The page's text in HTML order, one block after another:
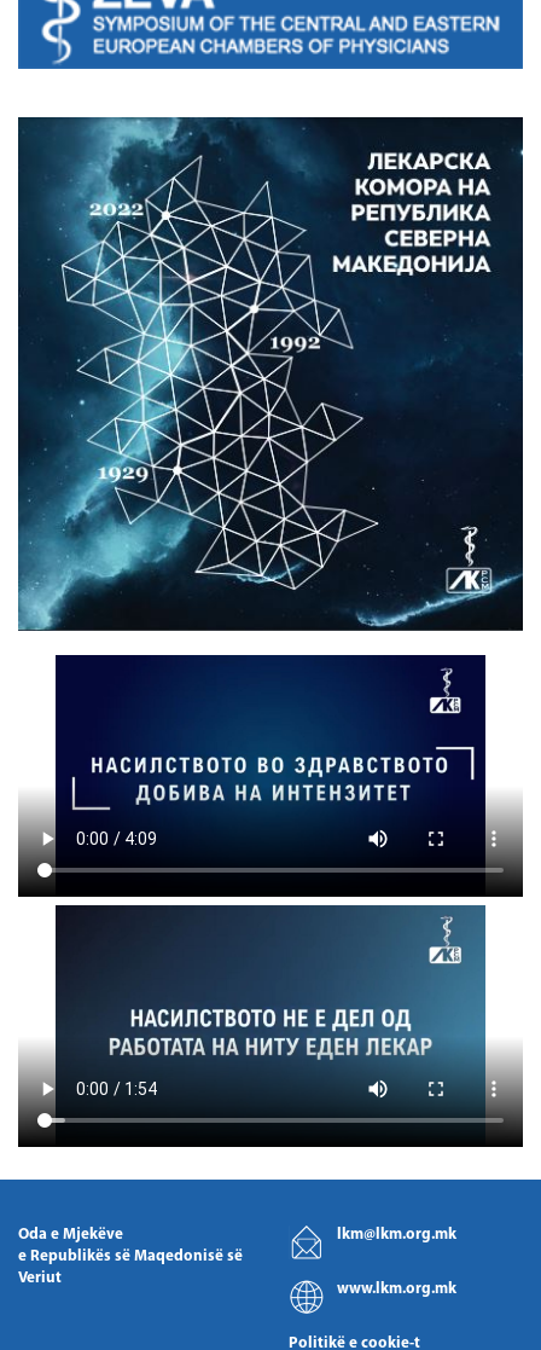
Oda e Mjekëve
e Republikës së Maqedonisë së
Veriut
lkm@lkm.org.mk
www.lkm.org.mk
Politikë e cookie-t